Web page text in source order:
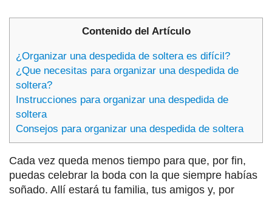
Contenido del Artículo
¿Organizar una despedida de soltera es difícil?
¿Que necesitas para organizar una despedida de
soltera?
Instrucciones para organizar una despedida de
soltera
Consejos para organizar una despedida de soltera
Cada vez queda menos tiempo para que, por fin,
puedas celebrar la boda con la que siempre habías
soñado. Allí estará tu familia, tus amigos y, por